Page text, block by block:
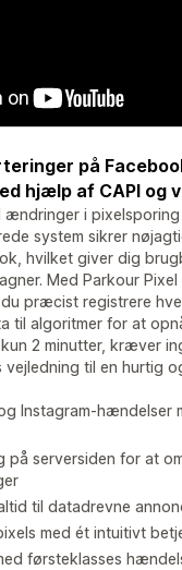
på
hjælp af CAPI og
i pixelsporing
system sikrer
hvilket giver dig
Med Parkour
du præcist registrere
til algoritmer for at
2 minutter, kræver
vejledning til en hurtig
Instagram-hændelser
på serversiden for at
til datadrevne
med ét intuitivt
førsteklasses